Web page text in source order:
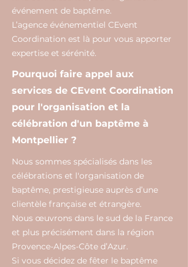
événement de baptême.
L’agence événementiel CEvent
Coordination est là pour vous apporter
expertise et sérénité.
Pourquoi faire appel aux
services de CEvent Coordination
pour l'organisation et la
célébration d'un baptême à
Montpellier ?
Nous sommes spécialisés dans les
célébrations et l'organisation de
baptême, prestigieuse auprès d’une
clientèle française et étrangère.
Nous œuvrons dans le sud de la France
et plus précisément dans la région
Provence-Alpes-Côte d’Azur.
Si vous décidez de fêter le baptême